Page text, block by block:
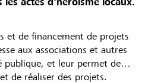
et de financement de projets
aux associations et autres
et leur permet de
de réaliser des projets.